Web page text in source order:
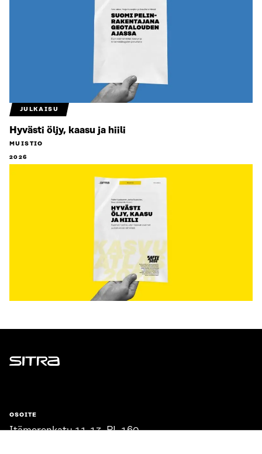
JULKAISU
Hyvästi öljy, kaasu ja hiili
MUISTIO
2026
Sitra
OSOITE
Itämerenkatu 11-13, PL 160,